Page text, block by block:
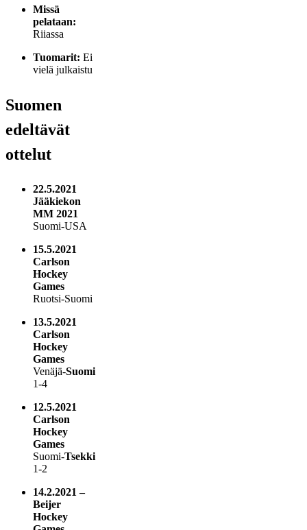
Missä
pelataan:
Riiassa
Tuomarit: Ei
vielä julkaistu
Suomen
edeltävät
ottelut
22.5.2021
Jääkiekon
MM 2021
Suomi-USA
15.5.2021
Carlson
Hockey
Games
Ruotsi-Suomi
13.5.2021
Carlson
Hockey
Games
Venäjä-Suomi
1-4
12.5.2021
Carlson
Hockey
Games
Suomi-Tsekki
1-2
14.2.2021 –
Beijer
Hockey